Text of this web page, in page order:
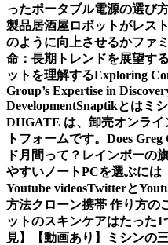
ったポータブル電源の選び
製品居酒屋ロボットがレス
のように向上させるかファ
命：長期トレンドを展望する
ットを理解するExploring
Group’s Expertise in
DevelopmentSnaptikとは ミ
DHGATE は、卸売オンラ
トフォームです。 Does Greg
ド月間って？レインボーの
やすいノートPCを選ぶには
Youtube videosTwitterと
方法クローン携帯 作り方の
ットのスキンケアはたった
見】
【動画あり】ミシンの